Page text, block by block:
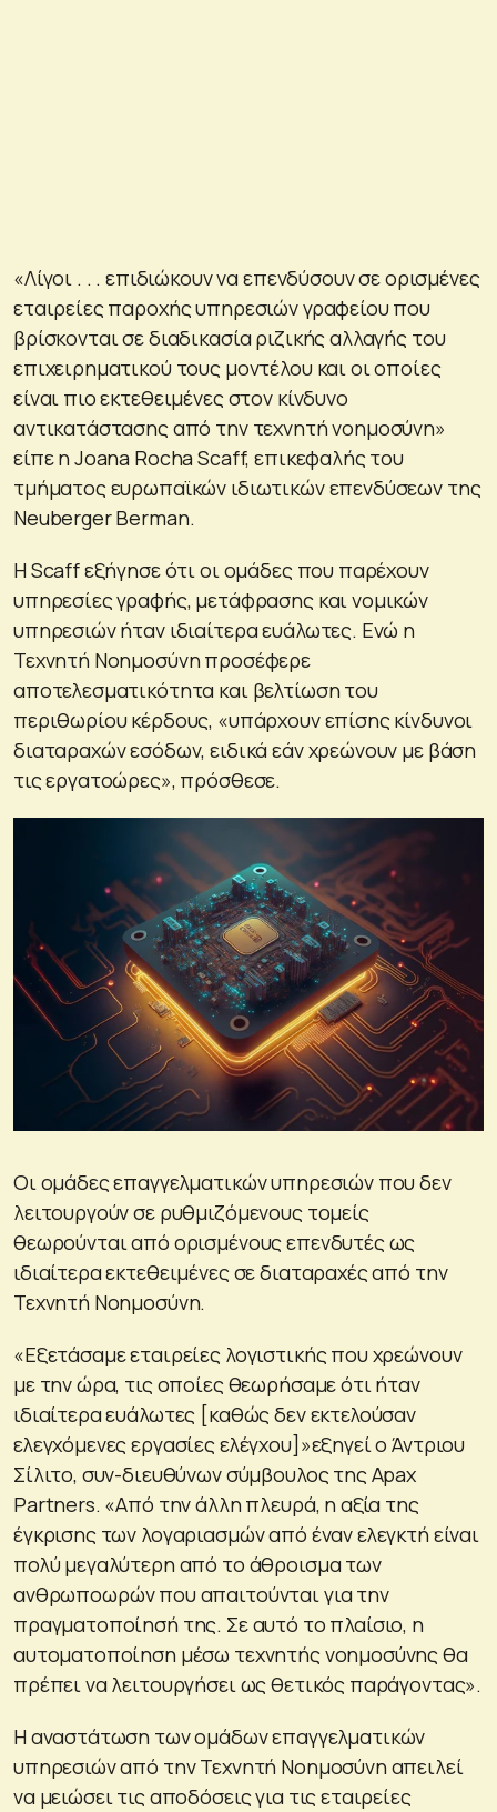
«Λίγοι . . . επιδιώκουν να επενδύσουν σε ορισμένες
εταιρείες παροχής υπηρεσιών γραφείου που
βρίσκονται σε διαδικασία ριζικής αλλαγής του
επιχειρηματικού τους μοντέλου και οι οποίες
είναι πιο εκτεθειμένες στον κίνδυνο
αντικατάστασης από την τεχνητή νοημοσύνη»
είπε η Joana Rocha Scaff, επικεφαλής του
τμήματος ευρωπαϊκών ιδιωτικών επενδύσεων της
Neuberger Berman.
Η Scaff εξήγησε ότι οι ομάδες που παρέχουν
υπηρεσίες γραφής, μετάφρασης και νομικών
υπηρεσιών ήταν ιδιαίτερα ευάλωτες. Ενώ η
Τεχνητή Νοημοσύνη προσέφερε
αποτελεσματικότητα και βελτίωση του
περιθωρίου κέρδους, «υπάρχουν επίσης κίνδυνοι
διαταραχών εσόδων, ειδικά εάν χρεώνουν με βάση
τις εργατοώρες», πρόσθεσε.
Οι ομάδες επαγγελματικών υπηρεσιών που δεν
λειτουργούν σε ρυθμιζόμενους τομείς
θεωρούνται από ορισμένους επενδυτές ως
ιδιαίτερα εκτεθειμένες σε διαταραχές από την
Τεχνητή Νοημοσύνη.
«Εξετάσαμε εταιρείες λογιστικής που χρεώνουν
με την ώρα, τις οποίες θεωρήσαμε ότι ήταν
ιδιαίτερα ευάλωτες [καθώς δεν εκτελούσαν
ελεγχόμενες εργασίες ελέγχου]»εξηγεί ο Άντριου
Σίλιτο, συν-διευθύνων σύμβουλος της Apax
Partners. «Από την άλλη πλευρά, η αξία της
έγκρισης των λογαριασμών από έναν ελεγκτή είναι
πολύ μεγαλύτερη από το άθροισμα των
ανθρωποωρών που απαιτούνται για την
πραγματοποίησή της. Σε αυτό το πλαίσιο, η
αυτοματοποίηση μέσω τεχνητής νοημοσύνης θα
πρέπει να λειτουργήσει ως θετικός παράγοντας».
Η αναστάτωση των ομάδων επαγγελματικών
υπηρεσιών από την Τεχνητή Νοημοσύνη απειλεί
να μειώσει τις αποδόσεις για τις εταιρείες